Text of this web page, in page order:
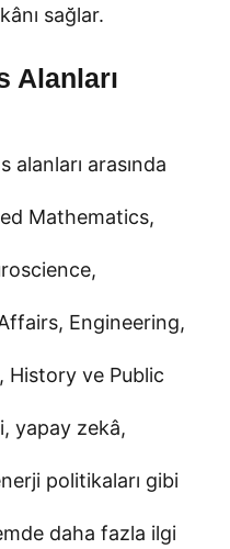
sağlar.
Alanları
alanları arasında
Mathematics,
Engineering,
History ve Public
yapay zekâ,
politikaları gibi
daha fazla ilgi